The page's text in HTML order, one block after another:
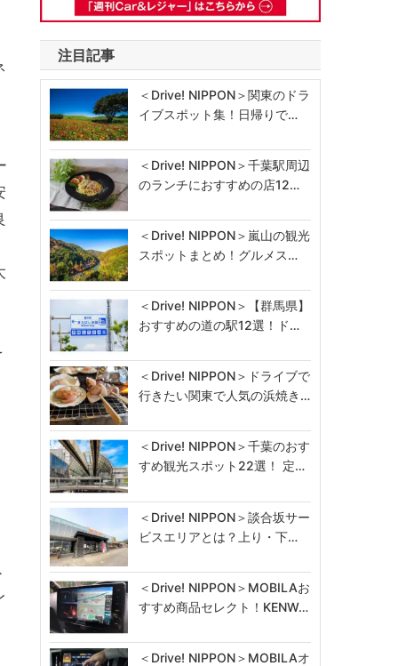
注目記事
＜Drive! NIPPON＞関東のドラ
イブスポット集！日帰りで…
＜Drive! NIPPON＞千葉駅周辺
のランチにおすすめの店12…
＜Drive! NIPPON＞嵐山の観光
スポットまとめ！グルメス…
＜Drive! NIPPON＞【群馬県】
おすすめの道の駅12選！ド…
＜Drive! NIPPON＞ドライブで
行きたい関東で人気の浜焼き…
＜Drive! NIPPON＞千葉のおす
すめ観光スポット22選！ 定…
＜Drive! NIPPON＞談合坂サー
ビスエリアとは？上り・下…
＜Drive! NIPPON＞MOBILAお
すすめ商品セレクト！KENW…
＜Drive! NIPPON＞MOBILAオ